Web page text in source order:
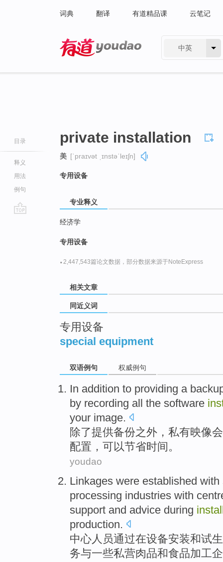
词典 翻译 有道精品课 云笔记
中英
目录
释义
用法
例句
private installation
美 [ˈpraɪvət ˌɪnstəˈleɪʃn]
专用设备
专业释义
经济学
专用设备
· 2,447,543篇论文数据，部分数据来源于NoteExpress
相关文章
同近义词
专用设备
special equipment
双语例句 权威例句
In addition to providing a
by recording all the software
your image.
除了提供备份之外， 私有映像会
配置 ， 可以节省时间。
youdao
Linkages were established with
processing industries with
support and advice during
production.
中心 人员通过在设备安装和试
务与一些私营肉品和食品加工